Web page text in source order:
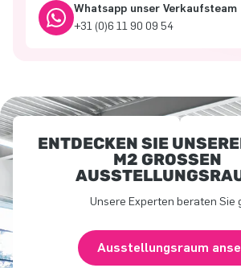
Whatsapp unser Verkaufsteam
+31 (0)6 11 90 09 54
ENTDECKEN SIE
M2 GROSSEN A
Unsere Experten beraten Sie
Ausstellungsraum